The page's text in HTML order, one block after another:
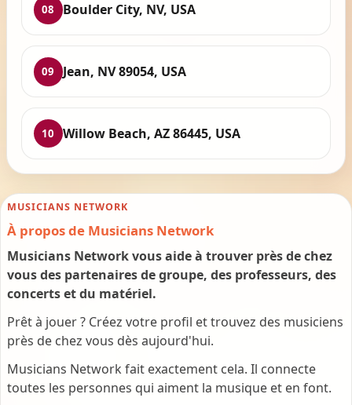
08 Boulder City, NV, USA
09 Jean, NV 89054, USA
10 Willow Beach, AZ 86445, USA
MUSICIANS NETWORK
À propos de Musicians Network
Musicians Network vous aide à trouver près de chez
vous des partenaires de groupe, des professeurs, des
concerts et du matériel.
Prêt à jouer ? Créez votre profil et trouvez des musiciens
près de chez vous dès aujourd'hui.
Musicians Network fait exactement cela. Il connecte
toutes les personnes qui aiment la musique et en font.